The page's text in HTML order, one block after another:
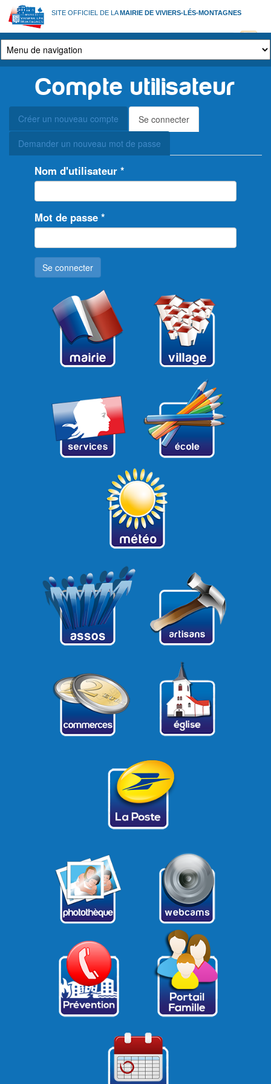
Aller
au
contenu
principal
SITE OFFICIEL DE LAMAIRIE DE VIVIERS-LÉS-MONTAGNES
Compte utilisateur
Onglets
principaux
Créer un nouveau compte Se connecter
actif)
Demander un nouveau mot de passe
Nom d'utilisateur *
Mot de passe *
Se connecter